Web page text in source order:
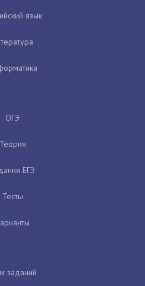
язык
ОГЭ
Теория
ЕГЭ
Тесты
заданий